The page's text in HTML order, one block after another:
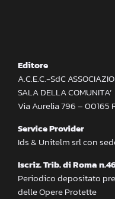
Editore
A.C.E.C.-SdC
SALA DELLA COMUNITA’
Via Aurelia 796 – 00165
Service Provider
Ids & Unitelm srl con
Iscriz. Trib. di Roma
Periodico depositato
delle Opere Protette